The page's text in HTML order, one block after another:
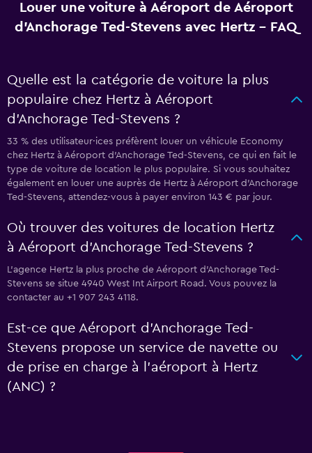
Louer une voiture à Aéroport de Aéroport
d'Anchorage Ted-Stevens avec Hertz - FAQ
Quelle est la catégorie de voiture la plus
populaire chez Hertz à Aéroport
d'Anchorage Ted-Stevens ?
33 % des utilisateur·ices préfèrent louer un véhicule Economy
chez Hertz à Aéroport d'Anchorage Ted-Stevens, ce qui en fait le
type de voiture de location le plus populaire. Si vous souhaitez
également en louer une auprès de Hertz à Aéroport d'Anchorage
Ted-Stevens, attendez-vous à payer environ 143 € par jour.
Où trouver des voitures de location Hertz
à Aéroport d'Anchorage Ted-Stevens ?
L’agence Hertz la plus proche de Aéroport d'Anchorage Ted-
Stevens se situe 4940 West Int Airport Road. Vous pouvez la
contacter au +1 907 243 4118.
Est-ce que Aéroport d'Anchorage Ted-
Stevens propose un service de navette ou
de prise en charge à l’aéroport à Hertz
(ANC) ?